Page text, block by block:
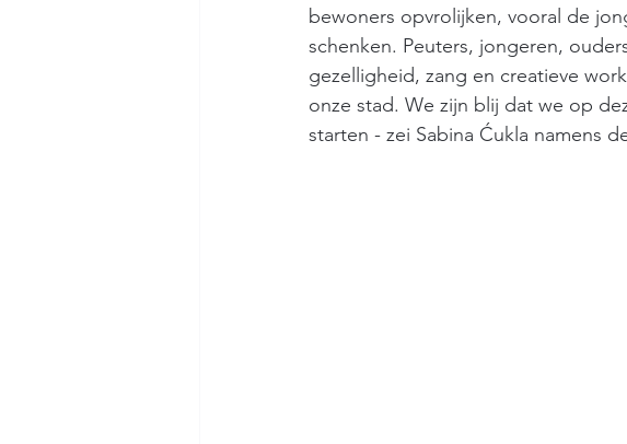
bewoners opvrolijken, vooral de
schenken. Peuters, jongeren,
gezelligheid, zang en creatieve
onze stad. We zijn blij dat we op
starten - zei Sabina Ćukla namens